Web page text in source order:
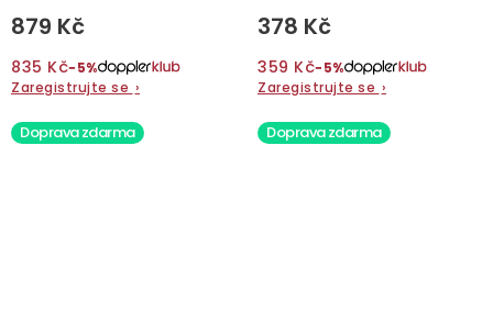
879 Kč
835 Kč−5%
Zaregistrujte se ›
378 Kč
359 Kč−5%
Zaregistrujte se ›
Doprava zdarma Doprava zdarma